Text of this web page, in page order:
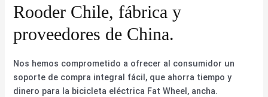
Rooder Chile, fábrica y
proveedores de China.
Nos hemos comprometido a ofrecer al consumidor un
soporte de compra integral fácil, que ahorra tiempo y
dinero para la bicicleta eléctrica Fat Wheel, ancha.